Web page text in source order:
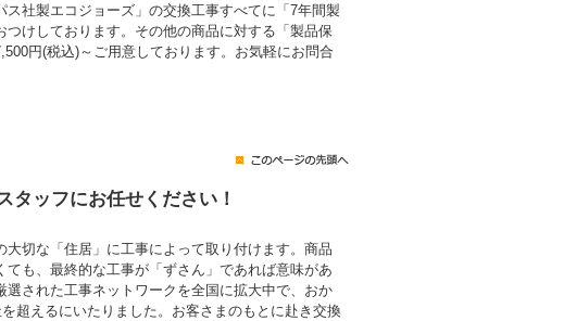
ス社製エコジョーズ」の交換工事すべてに「7年間製
つけしております。その他の商品に対する「製品保
円(税込)～ご用意しております。お気軽にお問合
タッフにお任せください！
大切な「住居」に工事によって取り付けます。商品
ても、最終的な工事が「ずさん」であれば意味があ
選された工事ネットワークを全国に拡大中で、おか
超えるにいたりました。お客さまのもとに赴き交換